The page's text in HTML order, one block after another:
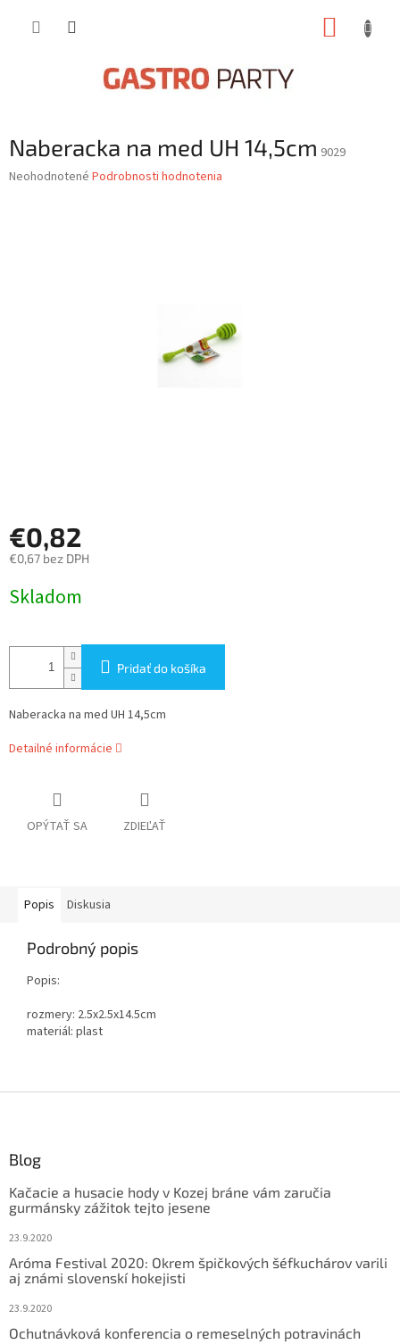
Naberacka na med UH 14,5cm 9029
Priemerné
Neohodnotené Podrobnosti hodnotenia
€0,82
€0,67 bez DPH
cena:
Skladom
Pridať do košíka
Naberacka na med UH 14,5cm
Detailné informácie
OPÝTAŤ SA ZDIEĽAŤ
Popis Diskusia
Podrobný popis
Popis:
rozmery: 2.5x2.5x14.5cm
materiál: plast
Blog
Kačacie a husacie hody v Kozej bráne vám zaručia
gurmánsky zážitok tejto jesene
23.9.2020
Aróma Festival 2020: Okrem špičkových šéfkuchárov varili
aj známi slovenskí hokejisti
23.9.2020
Ochutnávková konferencia o remeselných potravinách